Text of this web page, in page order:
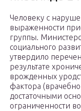
Человеку с
выраженности
группы.
социального
утвердило
результате
врожденных
фактора
достаточными
ограниченности